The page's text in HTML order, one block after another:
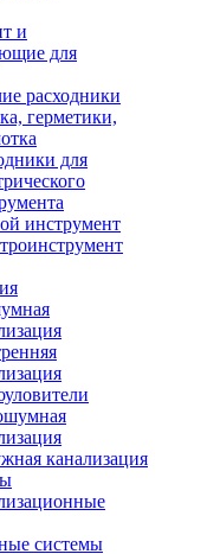
и
для
расходники
герметики,
для
инструмент
канализация
системы